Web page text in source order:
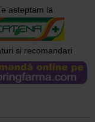
asteptam la
si recomandari